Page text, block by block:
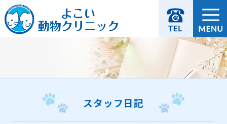
スタッフ日記